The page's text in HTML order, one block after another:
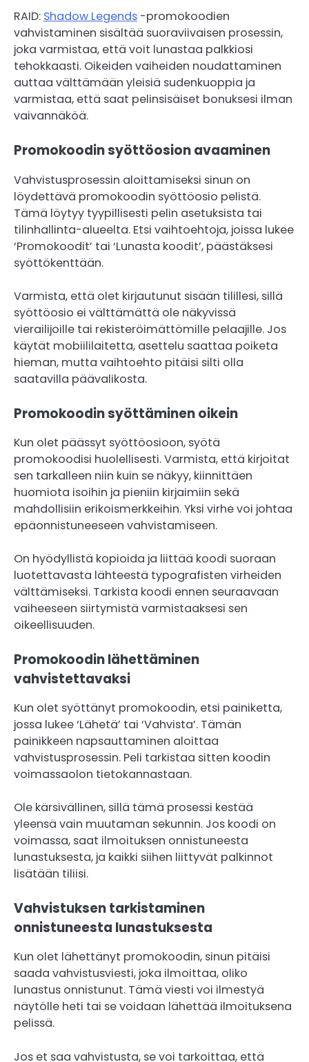
RAID: Shadow Legends -promokoodien
vahvistaminen sisältää suoraviivaisen prosessin,
joka varmistaa, että voit lunastaa palkkiosi
tehokkaasti. Oikeiden vaiheiden noudattaminen
auttaa välttämään yleisiä sudenkuoppia ja
varmistaa, että saat pelinsisäiset bonuksesi ilman
vaivannäköä.
Promokoodin syöttöosion avaaminen
Vahvistusprosessin aloittamiseksi sinun on
löydettävä promokoodin syöttöosio pelistä.
Tämä löytyy tyypillisesti pelin asetuksista tai
tilinhallinta-alueelta. Etsi vaihtoehtoja, joissa lukee
‘Promokoodit’ tai ‘Lunasta koodit’, päästäksesi
syöttökenttään.
Varmista, että olet kirjautunut sisään tilillesi, sillä
syöttöosio ei välttämättä ole näkyvissä
vierailijoille tai rekisteröimättömille pelaajille. Jos
käytät mobiililaitetta, asettelu saattaa poiketa
hieman, mutta vaihtoehto pitäisi silti olla
saatavilla päävalikosta.
Promokoodin syöttäminen oikein
Kun olet päässyt syöttöosioon, syötä
promokoodisi huolellisesti. Varmista, että kirjoitat
sen tarkalleen niin kuin se näkyy, kiinnittäen
huomiota isoihin ja pieniin kirjaimiin sekä
mahdollisiin erikoismerkkeihin. Yksi virhe voi johtaa
epäonnistuneeseen vahvistamiseen.
On hyödyllistä kopioida ja liittää koodi suoraan
luotettavasta lähteestä typografisten virheiden
välttämiseksi. Tarkista koodi ennen seuraavaan
vaiheeseen siirtymistä varmistaaksesi sen
oikeellisuuden.
Promokoodin lähettäminen
vahvistettavaksi
Kun olet syöttänyt promokoodin, etsi painiketta,
jossa lukee ‘Lähetä’ tai ‘Vahvista’. Tämän
painikkeen napsauttaminen aloittaa
vahvistusprosessin. Peli tarkistaa sitten koodin
voimassaolon tietokannastaan.
Ole kärsivällinen, sillä tämä prosessi kestää
yleensä vain muutaman sekunnin. Jos koodi on
voimassa, saat ilmoituksen onnistuneesta
lunastuksesta, ja kaikki siihen liittyvät palkinnot
lisätään tiliisi.
Vahvistuksen tarkistaminen
onnistuneesta lunastuksesta
Kun olet lähettänyt promokoodin, sinun pitäisi
saada vahvistusviesti, joka ilmoittaa, oliko
lunastus onnistunut. Tämä viesti voi ilmestyä
näytölle heti tai se voidaan lähettää ilmoituksena
pelissä.
Jos et saa vahvistusta, se voi tarkoittaa, että